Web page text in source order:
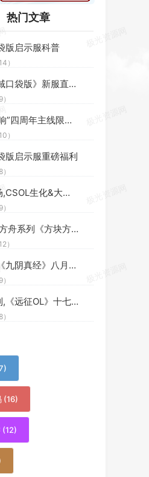
热门文章
版启示服科普
）
告别慢升级,《魔域口袋版》新服直升福利直接送
《无期迷途》“绝响”四周年主线限时活动今日开启
）
版启示服重磅福利
全新英雄僵尸登场,CSOL生化&大灾变联赛重启
CJ之旅意犹未尽,方舟系列《方块方舟》大型 DLC 发售在即
）
水下武侠新江湖,《九阴真经》八月资料片今日公测
金牌玩家双倍福利,《远征OL》十七周年新区今日开启狂欢盛典
(16)
(12)